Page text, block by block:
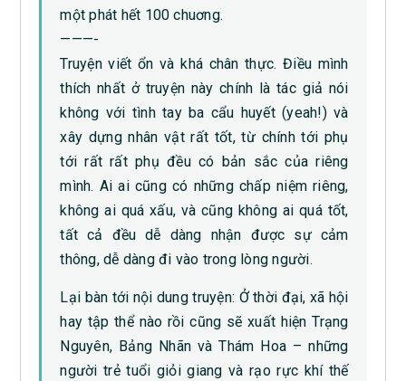
một phát hết 100 chuơng.
———-
Truyện viết ổn và khá chân thực. Điều mình
thích nhất ở truyện này chính là tác giả nói
không với tình tay ba cẩu huyết (yeah!) và
xây dựng nhân vật rất tốt, từ chính tới phụ
tới rất rất phụ đều có bản sắc của riêng
mình. Ai ai cũng có những chấp niệm riêng,
không ai quá xấu, và cũng không ai quá tốt,
tất cả đều dễ dàng nhận được sự cảm
thông, dễ dàng đi vào trong lòng người.
Lại bàn tới nội dung truyện: Ở thời đại, xã hội
hay tập thể nào rồi cũng sẽ xuất hiện Trạng
Nguyên, Bảng Nhãn và Thám Hoa – những
người trẻ tuổi giỏi giang và rạo rực khí thế